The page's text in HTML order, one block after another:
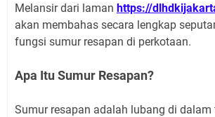
Melansir dari laman https://
akan membahas secara lengkap
fungsi sumur resapan di perkotaan.
Apa Itu Sumur Resapan?
Sumur resapan adalah lubang di dalam